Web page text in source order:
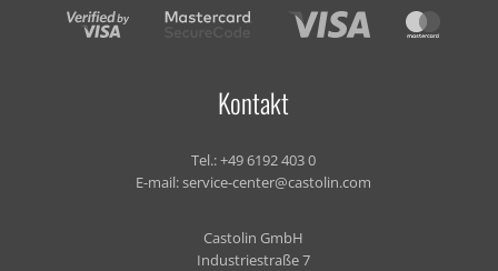
Kontakt
Tel.:+49 6192 403 0
E-mail:service-center@castolin.com
Castolin GmbH
Industriestraße 7